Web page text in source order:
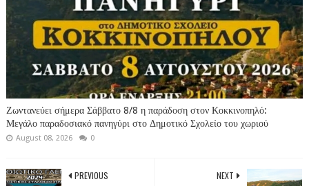
Ζωντανεύει σήμερα Σάββατο 8/8 η παράδοση στον Κοκκινοπηλό:
Μεγάλο παραδοσιακό πανηγύρι στο Δημοτικό Σχολείο του χωριού
August 08, 2026 0
NEXT
PREVIOUS